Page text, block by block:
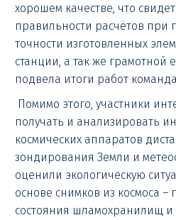
хорошем качестве, что
правильности расчётов при
точности изготовленных
станции, а так же грамотной
подвела итоги работ
Помимо этого, участники
получать и анализировать
космических аппаратов
зондирования Земли и
оценили экологическую
основе снимков из космоса
состояния шламохранилищ и